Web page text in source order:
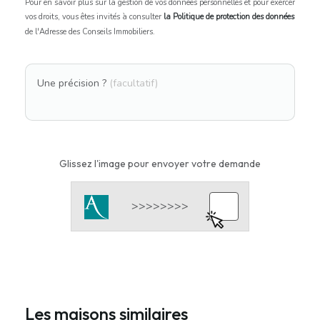
Pour en savoir plus sur la gestion de vos données personnelles et pour exercer
vos droits, vous êtes invités à consulter la Politique de protection des données
de l'Adresse des Conseils Immobiliers.
Une précision ? (facultatif)
Glissez l'image pour envoyer votre demande
Les maisons similaires